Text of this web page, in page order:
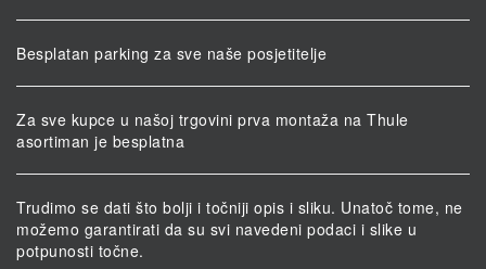
Besplatan parking za sve naše posjetitelje
Za sve kupce u našoj trgovini prva montaža na Thule
asortiman je besplatna
Trudimo se dati što bolji i točniji opis i sliku. Unatoč tome, ne
možemo garantirati da su svi navedeni podaci i slike u
potpunosti točne.